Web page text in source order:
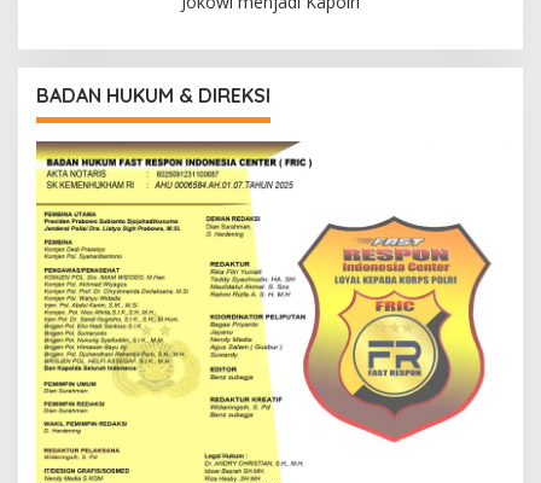
BADAN HUKUM & DIREKSI